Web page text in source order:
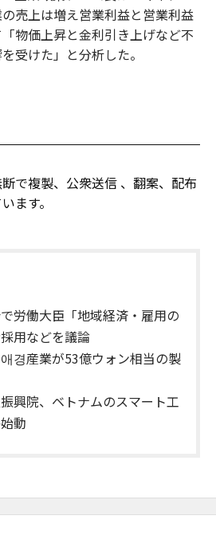
の売上は増え営業利益と営業利益
物価上昇と金利引き上げなど不
受けた」と分析した。
で複製、公衆送信 、翻案、配布
ます。
労働大臣「地域経済・雇用の
用などを議論
경産業が53億ウォン相当の製
興院、ベトナムのスマート工
動